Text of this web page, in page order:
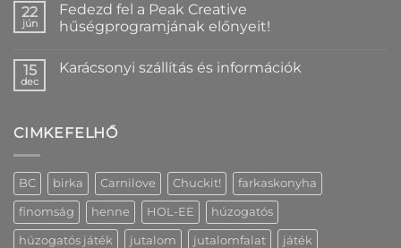
rend
bejegyzéshez
a(z)
Egyedi
kutyanyakörv
névvel
es
változatban
22
jún
Fedezd fel a Peak Creative
hűségprogramjának előnyeit!
a(z)
Creative
hűségprogramjának
15
dec
Karácsonyi szállítás és információk
szállítás
CIMKEFELHŐ
BC birka Carnilove Chuckit! farkaskonyha
finomság henne HOL-EE húzogatós
húzogatós játék jutalom jutalomfalat játék